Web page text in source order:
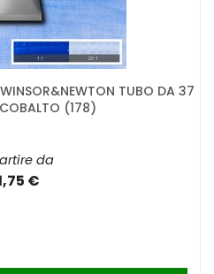
TUBO DA 37
(178)
da
€